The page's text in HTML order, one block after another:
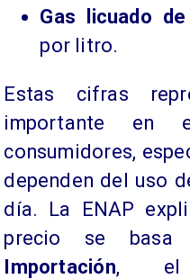
Gas licuado
por litro.
Estas cifras
importante
consumidores,
dependen del uso
día. La ENAP
precio se
Importación,